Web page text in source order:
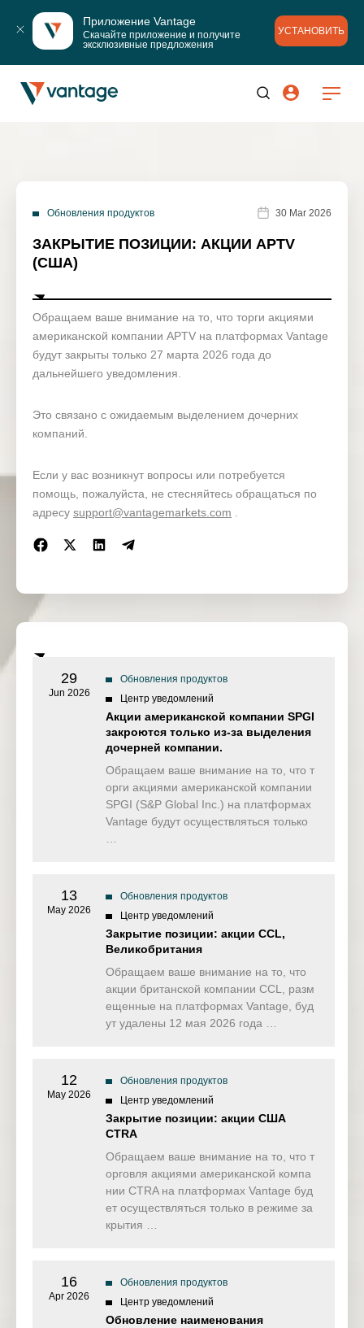
Приложение Vantage
Скачайте приложение и получите
эксклюзивные предложения
УСТАНОВИТЬ
Обновления продуктов 30 Mar 2026
ЗАКРЫТИЕ ПОЗИЦИИ: АКЦИИ APTV
(США)
Обращаем ваше внимание на то, что торги акциями
американской компании APTV на платформах Vantage
будут закрыты только 27 марта 2026 года до
дальнейшего уведомления.
Это связано с ожидаемым выделением дочерних
компаний.
Если у вас возникнут вопросы или потребуется
помощь, пожалуйста, не стесняйтесь обращаться по
адресу support@vantagemarkets.com
29
Jun 2026
Обновления продуктов
Центр уведомлений
Акции американской компании SPGI
закроются только из-за выделения
дочерней компании.
Обращаем ваше внимание на то, что т
орги акциями американской компании
SPGI (S&P Global Inc.) на платформах
Vantage будут осуществляться только
13
May 2026
Обновления продуктов
Центр уведомлений
Закрытие позиции: акции CCL,
Великобритания
Обращаем ваше внимание на то, что
акции британской компании CCL, разм
ещенные на платформах Vantage, буд
ут удалены 12 мая 2026 года …
12
May 2026
Обновления продуктов
Центр уведомлений
Закрытие позиции: акции США
CTRA
Обращаем ваше внимание на то, что т
орговля акциями американской компа
нии CTRA на платформах Vantage буд
ет осуществляться только в режиме за
крытия …
16
Apr 2026
Обновления продуктов
Центр уведомлений
Обновление наименования